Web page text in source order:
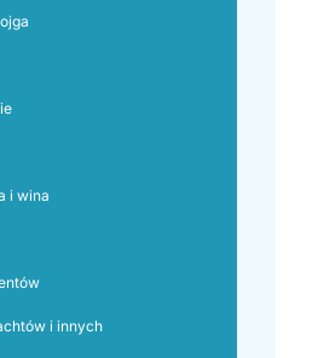
i wina
i innych